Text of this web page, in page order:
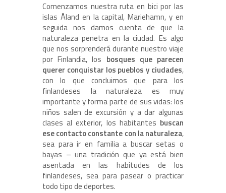
Comenzamos nuestra ruta en bici por las
islas Åland en la capital, Mariehamn, y en
seguida nos damos cuenta de que la
naturaleza penetra en la ciudad. Es algo
que nos sorprenderá durante nuestro viaje
por Finlandia, los bosques que parecen
querer conquistar los pueblos y ciudades,
con lo que concluimos que para los
finlandeses la naturaleza es muy
importante y forma parte de sus vidas: los
niños salen de excursión y a dar algunas
clases al exterior, los habitantes buscan
ese contacto constante con la naturaleza,
sea para ir en familia a buscar setas o
bayas – una tradición que ya está bien
asentada en las habitudes de los
finlandeses, sea para pasear o practicar
todo tipo de deportes.